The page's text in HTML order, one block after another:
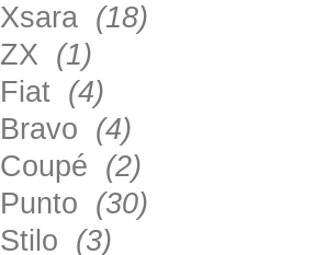
Xsara (18)
ZX (1)
Fiat (4)
Bravo (4)
Coupé (2)
Punto (30)
Stilo (3)